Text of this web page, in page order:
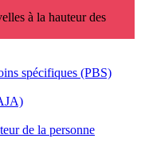
à la hauteur des
spécifiques (PBS)
de la personne